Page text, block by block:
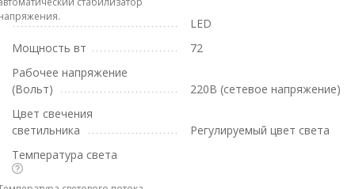
LED
Мощность вт
72
Рабочее напряжение
(Вольт)
220В (сетевое напряжение)
Цвет свечения
светильника
Регулируемый цвет света
Температура света